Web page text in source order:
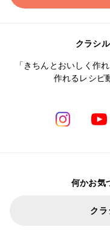
クラシ
「きちんとおいしく作
作れるレシピ
何かお気
ク